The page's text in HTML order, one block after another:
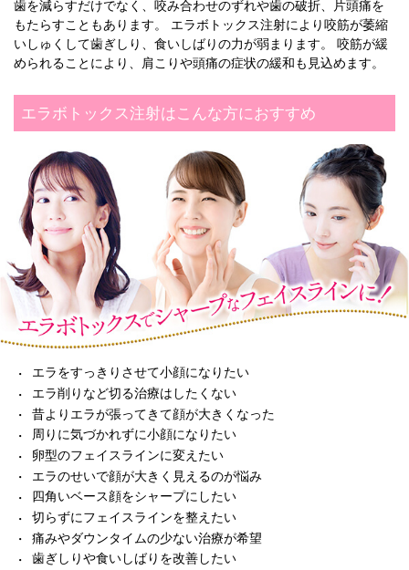
歯を減らすだけでなく、咬み合わせのずれや歯の破折、片頭痛を
もたらすこともあります。 エラボトックス注射により咬筋が萎縮
いしゅくして歯ぎしり、食いしばりの力が弱まります。 咬筋が緩
められることにより、肩こりや頭痛の症状の緩和も見込めます。
エラボトックス注射はこんな方におすすめ
エラをすっきりさせて小顔になりたい
エラ削りなど切る治療はしたくない
昔よりエラが張ってきて顔が大きくなった
周りに気づかれずに小顔になりたい
卵型のフェイスラインに変えたい
エラのせいで顔が大きく見えるのが悩み
四角いベース顔をシャープにしたい
切らずにフェイスラインを整えたい
痛みやダウンタイムの少ない治療が希望
歯ぎしりや食いしばりを改善したい